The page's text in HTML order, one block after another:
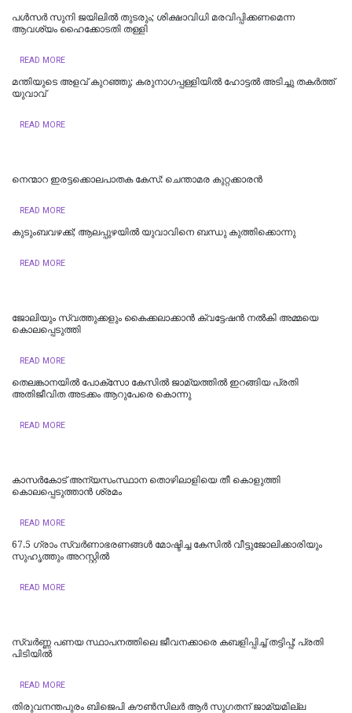
പള്‍സര്‍ സുനി ജയിലില്‍ തുടരും; ശിക്ഷാവിധി മരവിപ്പിക്കണമെന്ന
ആവശ്യം ഹൈക്കോടതി തള്ളി
READ MORE
മന്തിയുടെ അളവ് കുറഞ്ഞു; കരുനാ​ഗപ്പള്ളിയിൽ ഹോട്ടല്‍ അടിച്ചു തകര്‍ത്ത്
യുവാവ്
READ MORE
നെന്മാറ ഇരട്ടക്കൊലപാതക കേസ്: ചെന്താമര കുറ്റക്കാരൻ
READ MORE
കുടുംബവഴക്ക്; ആലപ്പുഴയില്‍ യുവാവിനെ ബന്ധു കുത്തിക്കൊന്നു
READ MORE
ജോലിയും സ്വത്തുക്കളും കൈക്കലാക്കാൻ ക്വട്ടേഷൻ നൽകി അമ്മയെ
കൊലപ്പെടുത്തി
READ MORE
തെലങ്കാനയിൽ പോക്‌സോ കേസില്‍ ജാമ്യത്തില്‍ ഇറങ്ങിയ പ്രതി
അതിജീവിത അടക്കം ആറുപേരെ കൊന്നു
READ MORE
കാസര്‍കോട് അന്യസംസ്ഥാന തൊഴിലാളിയെ തീ കൊളുത്തി
കൊലപ്പെടുത്താന്‍ ശ്രമം
READ MORE
67.5 ഗ്രാം സ്വർണാഭരണങ്ങൾ മോഷ്ടിച്ച കേസിൽ വീട്ടുജോലിക്കാരിയും
സുഹൃത്തും അറസ്റ്റിൽ
READ MORE
സ്വർണ്ണ പണയ സ്ഥാപനത്തിലെ ജീവനക്കാരെ കബളിപ്പിച്ച് തട്ടിപ്പ്; പ്രതി
പിടിയില്‍
READ MORE
തിരുവനന്തപുരം ബിജെപി കൗൺസിലർ ആർ സുഗതന് ജാമ്യമില്ല